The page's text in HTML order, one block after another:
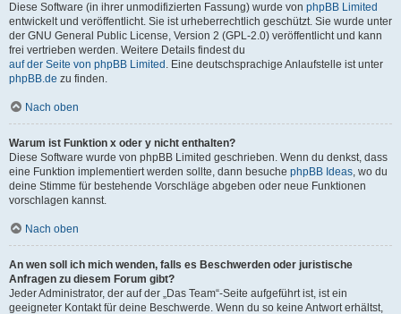
Diese Software (in ihrer unmodifizierten Fassung) wurde von phpBB Limited
entwickelt und veröffentlicht. Sie ist urheberrechtlich geschützt. Sie wurde unter
der GNU General Public License, Version 2 (GPL-2.0) veröffentlicht und kann
frei vertrieben werden. Weitere Details findest du
auf der Seite von phpBB Limited . Eine deutschsprachige Anlaufstelle ist unter
phpBB.de zu finden.
Nach oben
Warum ist Funktion x oder y nicht enthalten?
Diese Software wurde von phpBB Limited geschrieben. Wenn du denkst, dass
eine Funktion implementiert werden sollte, dann besuche phpBB Ideas, wo du
deine Stimme für bestehende Vorschläge abgeben oder neue Funktionen
vorschlagen kannst.
Nach oben
An wen soll ich mich wenden, falls es Beschwerden oder juristische
Anfragen zu diesem Forum gibt?
Jeder Administrator, der auf der „Das Team“-Seite aufgeführt ist, ist ein
geeigneter Kontakt für deine Beschwerde. Wenn du so keine Antwort erhältst,